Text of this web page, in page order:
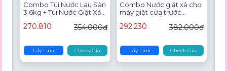
Combo Túi Nước Lau Sàn
3.6kg + Túi Nước Giặt Xả
3.6kg + Chai nước lau bề
270.810 354.000đ
Lấy Link Check Giá
Combo Nước giặt xả cho
máy giặt cửa trước
hương Dấu Ấn Ngọt
Ngào 3.6kg + Túi viên
292.230 382.000đ
Lấy Link Check Giá